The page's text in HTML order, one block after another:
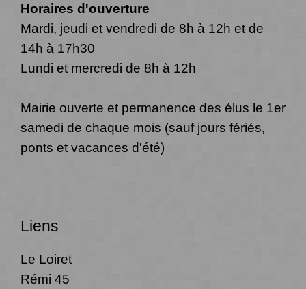
Horaires d'ouverture
Mardi, jeudi et vendredi de 8h à 12h et de
14h à 17h30
Lundi et mercredi de 8h à 12h
Mairie ouverte et permanence des élus le 1er
samedi de chaque mois (sauf jours fériés,
ponts et vacances d'été)
Liens
Le Loiret
Rémi 45